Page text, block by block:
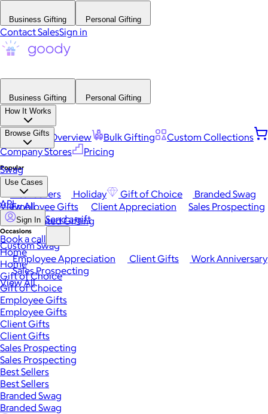
Business Gifting Personal Gifting
Contact SalesSign in
Business Gifting
Personal Gifting
How It Works
Platform Overview Bulk Gifting
Custom Collections
Company Stores
Pricing
Browse Gifts
Popular
Best Sellers Holiday Gift of Choice
Branded Swag
View All
Occasions
Employee Appreciation Client Gifts
Work Anniversary
Sales Prospecting
View All
Swag
Use Cases
Employee Gifts Client Appreciation
Sales Prospecting
Automated Gifting
Custom Swag
API
Sign In Send a gift
Book a call
Home
Home
Gift of Choice
Gift of Choice
Employee Gifts
Employee Gifts
Client Gifts
Client Gifts
Sales Prospecting
Sales Prospecting
Best Sellers
Best Sellers
Branded Swag
Branded Swag